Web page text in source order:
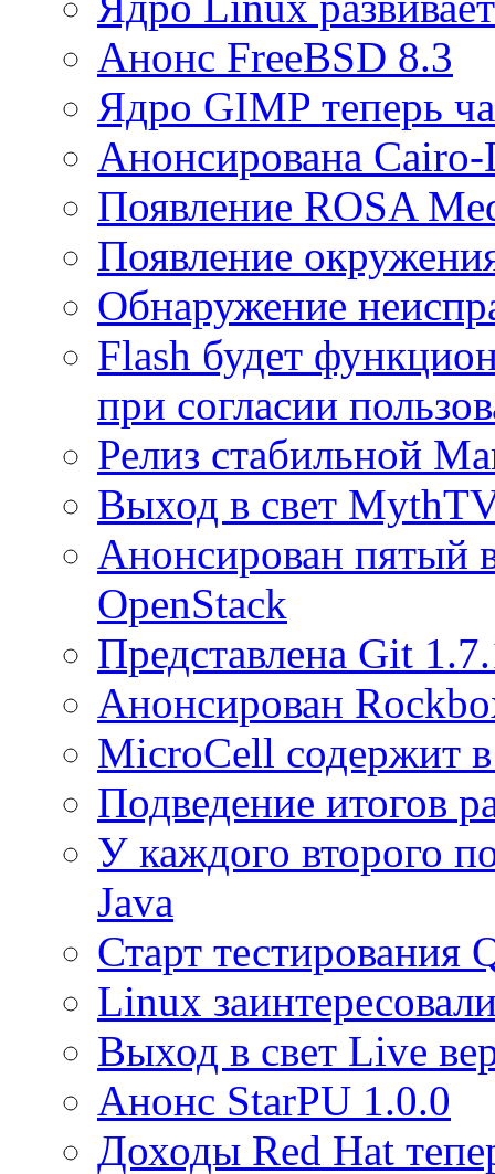
Анонс FreeBSD 8.3
Ядро GIMP теперь
Анонсирована
Появление ROSA
Появление
Обнаружение
Flash будет
при согласии
Релиз стабильной
Выход в свет
Анонсирован пятый
OpenStack
Представлена Git
Анонсирован
MicroCell содержит в
Подведение итогов
У каждого второго
Java
Старт тестирования
Linux
Выход в свет Live
Анонс StarPU 1.0.0
Доходы Red Hat